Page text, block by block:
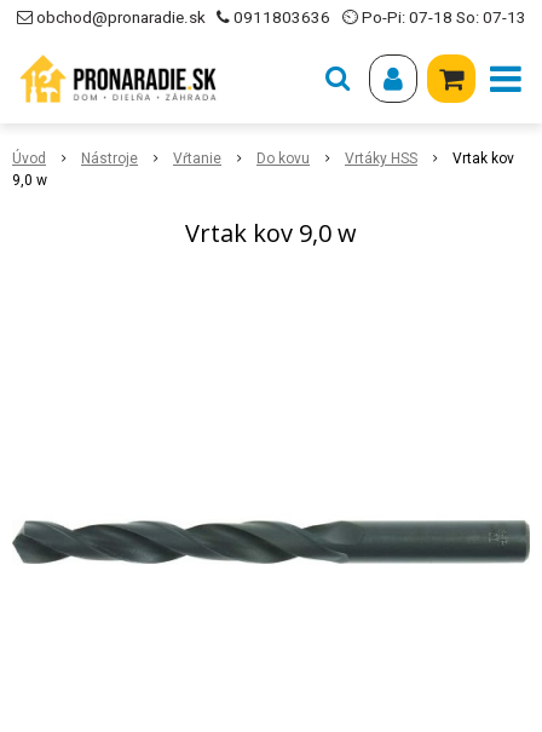
obchod@pronaradie.sk 0911803636 ⏲ Po-Pi: 07-18 So: 07-13
Úvod Nástroje Vŕtanie Do kovu Vrtáky HSS
Vrtak kov
9,0 w
Vrtak kov 9,0 w